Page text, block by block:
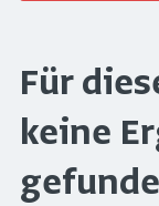
Für
keine